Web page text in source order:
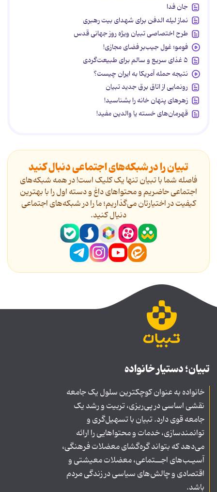
جان فدا
نماز لیله الدفن برای شهدای بیت رهبری
طرح اختصاصی تبیان ویژه روز جهانی قدس
فومو؛ غول جیب‌بر فضای مجازی!
۵ غذای سریع و سالم برای طبیعت‌گردی
نتیجه حمله آمریکا به ایران چیست؟
رونمایی از اتاق برق جدید تبیان
زهرهای پنهان خانه را بشناسید!
قهرمان‌های خسته یا والدین مفید!
تبیان را در شبکه‌های اجتماعی دنبال کنید
فاصله شما با تبیان تنها یک کلیک است! در همه شبکه‌های
اجتماعی حاضریم و محتواهای داغ و دسته اول را با بهترین
کیفیت در اختیارتان می‌گذاریم؛ ما را در شبکه‌های اجتماعی
دنیال کنید.
تبیان؛ دستیار خانواده
خانواده به عنوان کوچکترین سلول یک جامعه
نقشی اساسی در پی‌ریزی، تربیت و رشد یک
جامعه قوی دارد. تبیان با تسهیل‌گری و
توانمندسازی، خدمات و محتواهایی را ارائه
می‌دهد که بتواند گره‌گشای معضلات فرهنگی،
آسیـب‌های اجــتماعی، معضلات معیشتی و
اقتصادی و چالش‌های سیاسی در زندگی مردم
باشد.